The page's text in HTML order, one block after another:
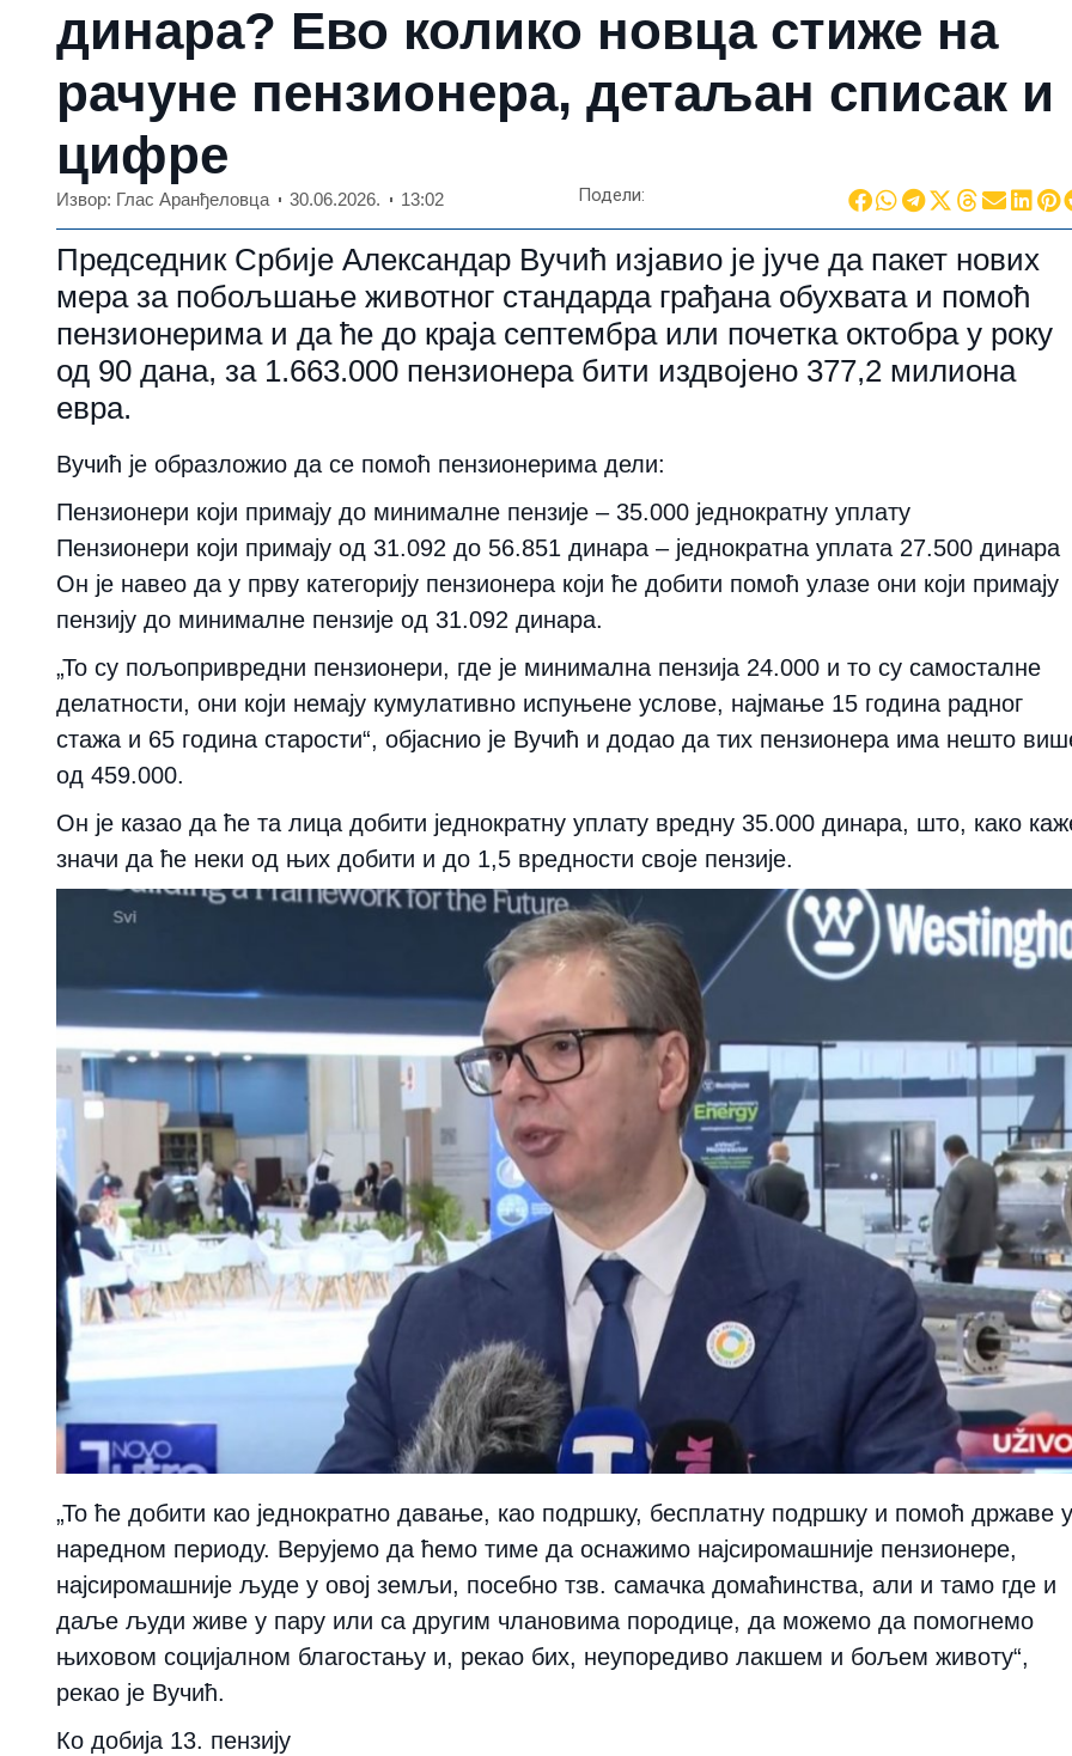
динара? Ево колико новца стиже на
рачуне пензионера, детаљан списак и
цифре
Извор: Глас Аранђеловца 30.06.2026. 13:02 Подели:
Председник Србије Александар Вучић изјавио је јуче да пакет нових
мера за побољшање животног стандарда грађана обухвата и помоћ
пензионерима и да ће до краја септембра или почетка октобра у року
од 90 дана, за 1.663.000 пензионера бити издвојено 377,2 милиона
евра.
Вучић је образложио да се помоћ пензионерима дели:
Пензионери који примају до минималне пензије – 35.000 једнократну уплату
Пензионери који примају од 31.092 до 56.851 динара – једнократна уплата 27.500 динара
Он је навео да у прву категорију пензионера који ће добити помоћ улазе они који примају
пензију до минималне пензије од 31.092 динара.
„То су пољопривредни пензионери, где је минимална пензија 24.000 и то су самосталне
делатности, они који немају кумулативно испуњене услове, најмање 15 година радног
стажа и 65 година старости“, објаснио је Вучић и додао да тих пензионера има нешто
од 459.000.
Он је казао да ће та лица добити једнократну уплату вредну 35.000 динара, што, како
значи да ће неки од њих добити и до 1,5 вредности своје пензије.
„То ће добити као једнократно давање, као подршку, бесплатну подршку и помоћ државе у
наредном периоду. Верујемо да ћемо тиме да оснажимо најсиромашније пензионере,
најсиромашније људе у овој земљи, посебно тзв. самачка домаћинства, али и тамо где и
даље људи живе у пару или са другим члановима породице, да можемо да помогнемо
њиховом социјалном благостању и, рекао бих, неупоредиво лакшем и бољем животу“,
рекао је Вучић.
Ко добија 13. пензију